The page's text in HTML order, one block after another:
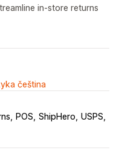
in-store returns
čeština
POS ShipHero USPS